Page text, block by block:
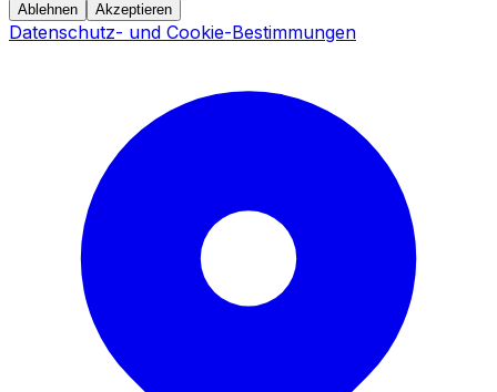
Ablehnen Akzeptieren
Datenschutz- und Cookie-Bestimmungen